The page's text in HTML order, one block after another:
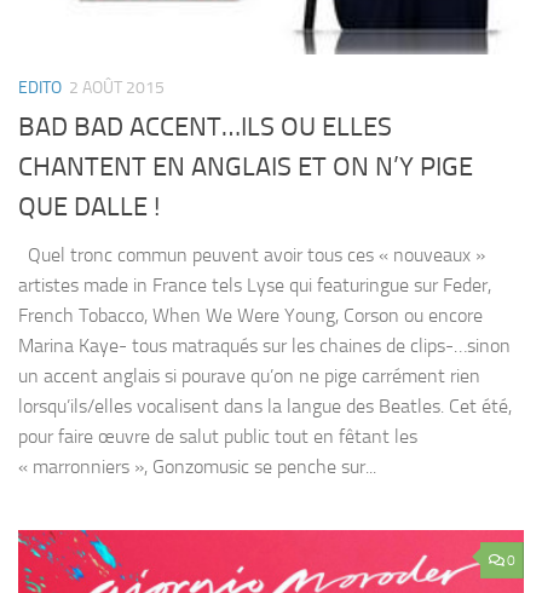
EDITO 2 AOÛT 2015
BAD BAD ACCENT…ILS OU ELLES
CHANTENT EN ANGLAIS ET ON N’Y PIGE
QUE DALLE !
Quel tronc commun peuvent avoir tous ces « nouveaux »
artistes made in France tels Lyse qui featuringue sur Feder,
French Tobacco, When We Were Young, Corson ou encore
Marina Kaye- tous matraqués sur les chaines de clips-…sinon
un accent anglais si pourave qu’on ne pige carrément rien
lorsqu’ils/elles vocalisent dans la langue des Beatles. Cet été,
pour faire œuvre de salut public tout en fêtant les
« marronniers », Gonzomusic se penche sur...
0